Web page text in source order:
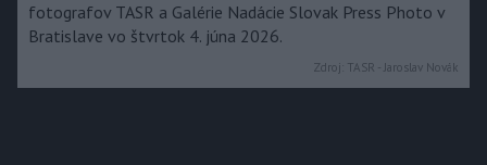
fotografov TASR a Galérie Nadácie Slovak Press Photo v
Bratislave vo štvrtok 4. júna 2026.
Zdroj: TASR - Jaroslav Novák